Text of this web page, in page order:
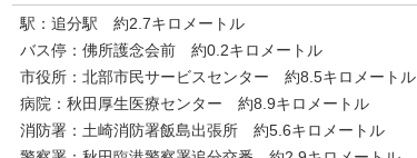
駅：追分駅 約2.7キロメートル
バス停：佛所護念会前 約0.2キロメートル
市役所：北部市民サービスセンター 約8.5キロメートル
病院：秋田厚生医療センター 約8.9キロメートル
消防署：土崎消防署飯島出張所 約5.6キロメートル